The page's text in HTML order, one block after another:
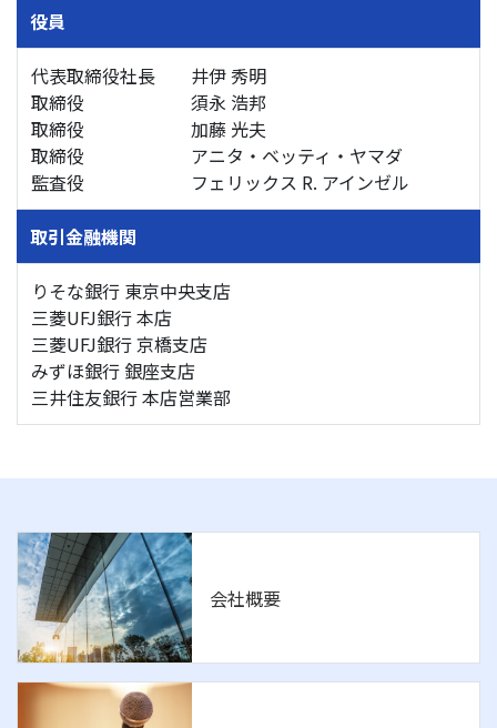
役員
代表取締役社長 井伊 秀明
取締役 須永 浩邦
取締役 加藤 光夫
取締役 アニタ・ベッティ・ヤマダ
監査役 フェリックス R. アインゼル
取引金融機関
りそな銀行 東京中央支店
三菱UFJ銀行 本店
三菱UFJ銀行 京橋支店
みずほ銀行 銀座支店
三井住友銀行 本店営業部
会社概要